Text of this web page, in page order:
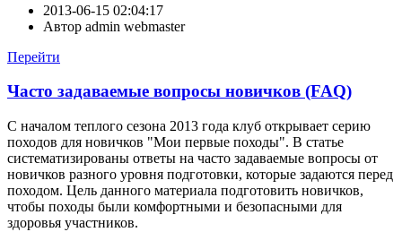
2013-06-15 02:04:17
Автор admin webmaster
Перейти
Часто задаваемые вопросы новичков (FAQ)
С началом теплого сезона 2013 года клуб открывает серию
походов для новичков "Мои первые походы". В статье
систематизированы ответы на часто задаваемые вопросы от
новичков разного уровня подготовки, которые задаются перед
походом. Цель данного материала подготовить новичков,
чтобы походы были комфортными и безопасными для
здоровья участников.